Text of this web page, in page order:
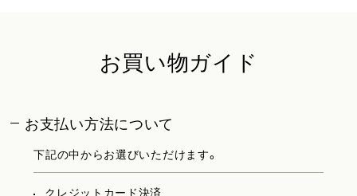
お買い物ガイド
お支払い方法について
下記の中からお選びいただけます。
クレジットカード決済